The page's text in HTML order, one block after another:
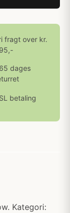
fragt over kr.
dages
betaling
Kategori: